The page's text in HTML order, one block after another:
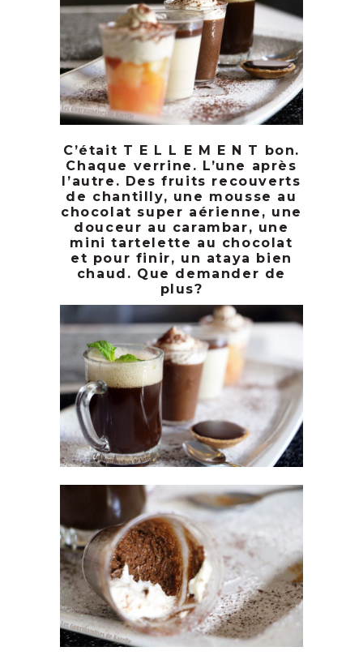
C’était T E L L E M E N T bon.
Chaque verrine. L’une après
l’autre. Des fruits recouverts
de chantilly, une mousse au
chocolat super aérienne, une
douceur au carambar, une
mini tartelette au chocolat
et pour finir, un ataya bien
chaud. Que demander de
plus?